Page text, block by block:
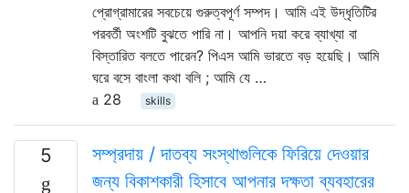
প্রোগ্রামারের সবচেয়ে গুরুত্বপূর্ণ সম্পদ। আমি এই উদ্ধৃতিটির
পরবর্তী অংশটি বুঝতে পারি না। আপনি দয়া করে ব্যাখ্যা বা
বিস্তারিত বলতে পারেন? পিএস আমি ভারতে বড় হয়েছি। আমি
ঘরে বসে বাংলা কথা বলি ; আমি যে …
28
skills
5
সম্প্রদায় / দাতব্য সংস্থাগুলিকে ফিরিয়ে দেওয়ার
জন্য বিকাশকারী হিসাবে আপনার দক্ষতা ব্যবহারের